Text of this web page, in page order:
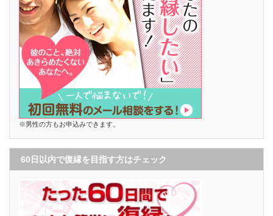
※男性の方もお申込みできます。
60日以内で復縁を目指す方はチェック